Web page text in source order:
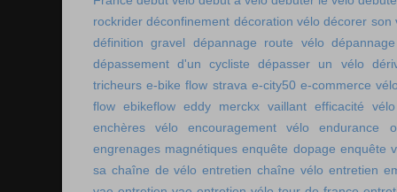
rockrider déconfinement décoration vélo décorer son
définition gravel
dépannage route vélo
dépassement d'un cycliste
dépasser un vélo
tricheurs e-bike flow strava e-city50 e-commerce
flow ebikeflow eddy merckx vaillant efficacité vélo
enchères vélo
encouragement vélo
endurance
engrenages magnétiques enquête dopage enquête
sa chaîne de vélo entretien chaîne vélo entretien